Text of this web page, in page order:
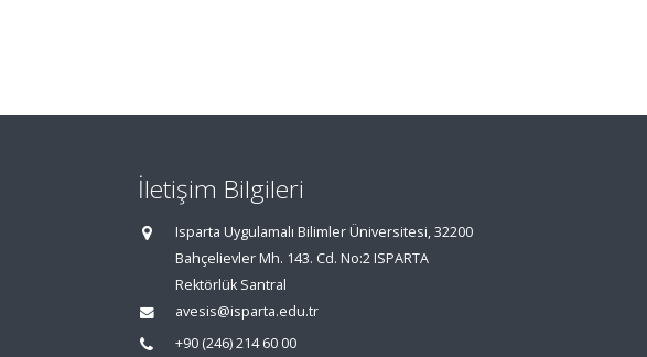
İletişim Bilgileri
Isparta Uygulamalı Bilimler Üniversitesi, 32200
Bahçelievler Mh. 143. Cd. No:2 ISPARTA
Rektörlük Santral
avesis@isparta.edu.tr
+90 (246) 214 60 00